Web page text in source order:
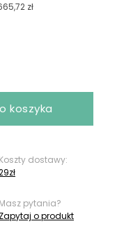
zł
koszyka
Koszty dostawy:
Masz pytania?
Zapytaj o produkt